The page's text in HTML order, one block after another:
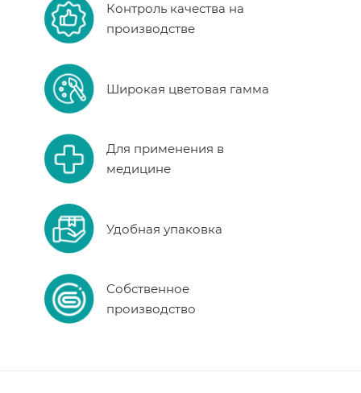
Контроль качества на
производстве
Широкая цветовая гамма
Для применения в
медицине
Удобная упаковка
Собственное
производство